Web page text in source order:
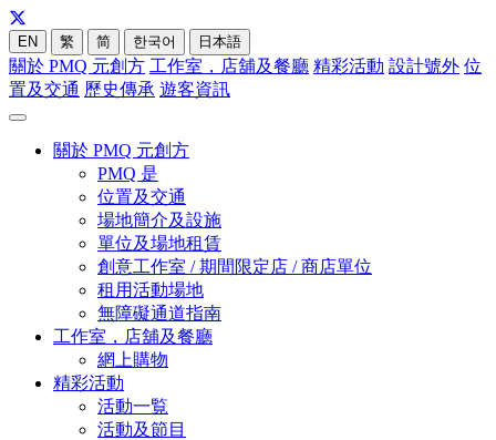
EN 繁 简 한국어 日本語
關於 PMQ 元創方 工作室，店舖及餐廳 精彩活動 設計號外 位
置及交通 歷史傳承 遊客資訊
關於 PMQ 元創方
PMQ 是
位置及交通
場地簡介及設施
單位及場地租賃
創意工作室 / 期間限定店 / 商店單位
租用活動場地
無障礙通道指南
工作室，店舖及餐廳
網上購物
精彩活動
活動一覧
活動及節目